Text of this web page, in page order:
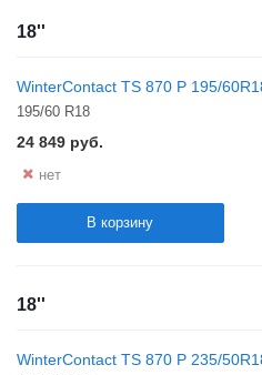
18''
WinterContact TS 870 P 195/
195/60 R18
24 849 руб.
нет
В корзину
18''
WinterContact TS 870 P 235/